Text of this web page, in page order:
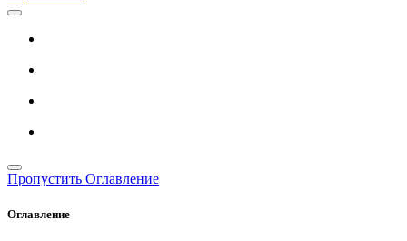
Пропустить Оглавление
Оглавление